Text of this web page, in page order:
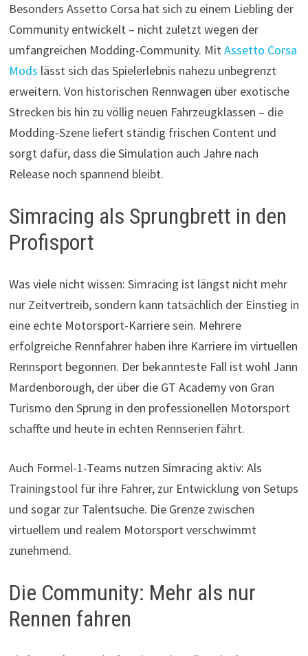
Besonders Assetto Corsa hat sich zu einem Liebling der
Community entwickelt – nicht zuletzt wegen der
umfangreichen Modding-Community. MitAssetto Corsa
Mods lässt sich das Spielerlebnis nahezu unbegrenzt
erweitern. Von historischen Rennwagen über exotische
Strecken bis hin zu völlig neuen Fahrzeugklassen – die
Modding-Szene liefert ständig frischen Content und
sorgt dafür, dass die Simulation auch Jahre nach
Release noch spannend bleibt.
Simracing als Sprungbrett in den
Profisport
Was viele nicht wissen: Simracing ist längst nicht mehr
nur Zeitvertreib, sondern kann tatsächlich der Einstieg in
eine echte Motorsport-Karriere sein. Mehrere
erfolgreiche Rennfahrer haben ihre Karriere im virtuellen
Rennsport begonnen. Der bekannteste Fall ist wohl Jann
Mardenborough, der über die GT Academy von Gran
Turismo den Sprung in den professionellen Motorsport
schaffte und heute in echten Rennserien fährt.
Auch Formel-1-Teams nutzen Simracing aktiv: Als
Trainingstool für ihre Fahrer, zur Entwicklung von Setups
und sogar zur Talentsuche. Die Grenze zwischen
virtuellem und realem Motorsport verschwimmt
zunehmend.
Die Community: Mehr als nur
Rennen fahren